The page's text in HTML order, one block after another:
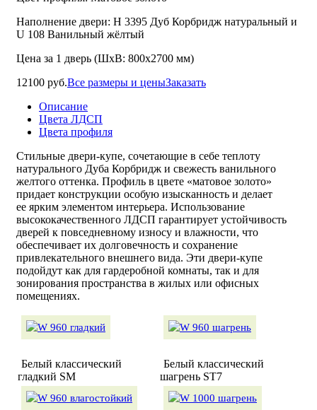
Наполнение двери: Н 3395 Дуб Корбридж натуральный и
U 108 Ванильный жёлтый
Цена за 1 дверь (ШхВ: 800х2700 мм)
12100 руб.Все размеры и ценыЗаказать
Описание
Цвета ЛДСП
Цвета профиля
Стильные двери-купе, сочетающие в себе теплоту
натурального Дуба Корбридж и свежесть ванильного
желтого оттенка. Профиль в цвете «матовое золото»
придает конструкции особую изысканность и делает
ее ярким элементом интерьера. Использование
высококачественного ЛДСП гарантирует устойчивость
дверей к повседневному износу и влажности, что
обеспечивает их долговечность и сохранение
привлекательного внешнего вида. Эти двери-купе
подойдут как для гардеробной комнаты, так и для
зонирования пространства в жилых или офисных
помещениях.
Белый классический
гладкий SM
Белый классический
шагрень ST7